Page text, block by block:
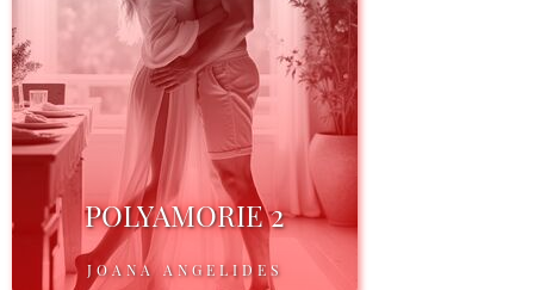
POLYAMORIE 2
JOANA ANGELIDES